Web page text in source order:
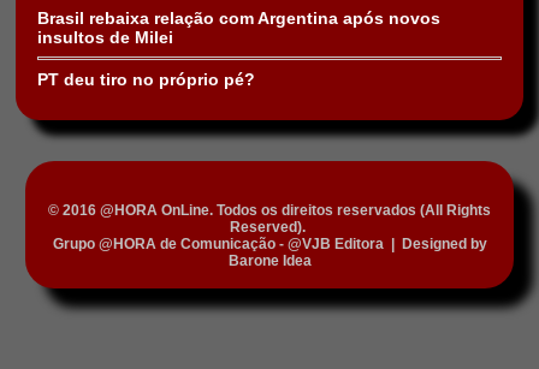
Brasil rebaixa relação com Argentina após novos
insultos de Milei
PT deu tiro no próprio pé?
© 2016 @HORA OnLine. Todos os direitos reservados (All Rights
Reserved).
Grupo @HORA de Comunicação - @VJB Editora|
Designed by
Barone Idea